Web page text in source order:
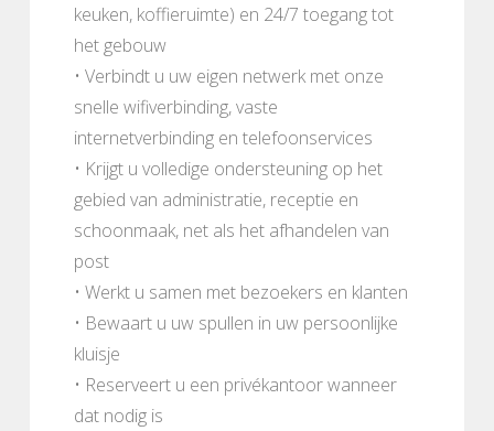
keuken, koffieruimte) en 24/7 toegang tot
het gebouw
• Verbindt u uw eigen netwerk met onze
snelle wifiverbinding, vaste
internetverbinding en telefoonservices
• Krijgt u volledige ondersteuning op het
gebied van administratie, receptie en
schoonmaak, net als het afhandelen van
post
• Werkt u samen met bezoekers en klanten
• Bewaart u uw spullen in uw persoonlijke
kluisje
• Reserveert u een privékantoor wanneer
dat nodig is